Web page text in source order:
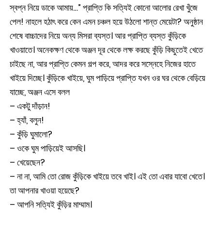
স্বপ্ন নিয়ে ডাকে আমায়…” প্রাপ্তি কি সত্যিই কোনো আলোর রেখা খুঁজে
পেল! নাহলে হঠাৎ করে কেন এমন চঞ্চল হয়ে উঠলো শান্ত মেয়েটা? অনুষ্ঠান
শেষে বাচ্চাদের নিয়ে অন্য মিসরা ব্যস্ত। আর প্রাপ্তি ব্যস্ত কুঁড়িকে
খাওয়াতে। অনেকক্ষণ থেকে অঞ্জন দূর থেকে লক্ষ করছে কুঁড়ি কিছুতেই খেতে
চাইছে না, আর প্রাপ্তি কেমন গল্প করে, আদর করে সস্নেহে নিজের হাতে
খাইয়ে দিচ্ছে। কুঁড়িকে খাইয়ে, ঘুম পাড়িয়ে প্রাপ্তি যখন ওর ঘর থেকে বেড়িয়ে
যাচ্ছে, অঞ্জন এসে বলল
– একটু দাঁড়ান!
– হ্যাঁ, বলুন!
– কুঁড়ি ঘুমালো?
– ওকে ঘুম পাড়িয়েই আসছি।
– খেয়েছেন?
– না না, আমি তো রোজ কুঁড়িকে খাইয়ে তবে খাই। এই তো এবার যাবো খেতে।
তা আপনার খাওয়া হয়েছে?
– আপনি সত্যিই কুঁড়ির মাম্মাম।